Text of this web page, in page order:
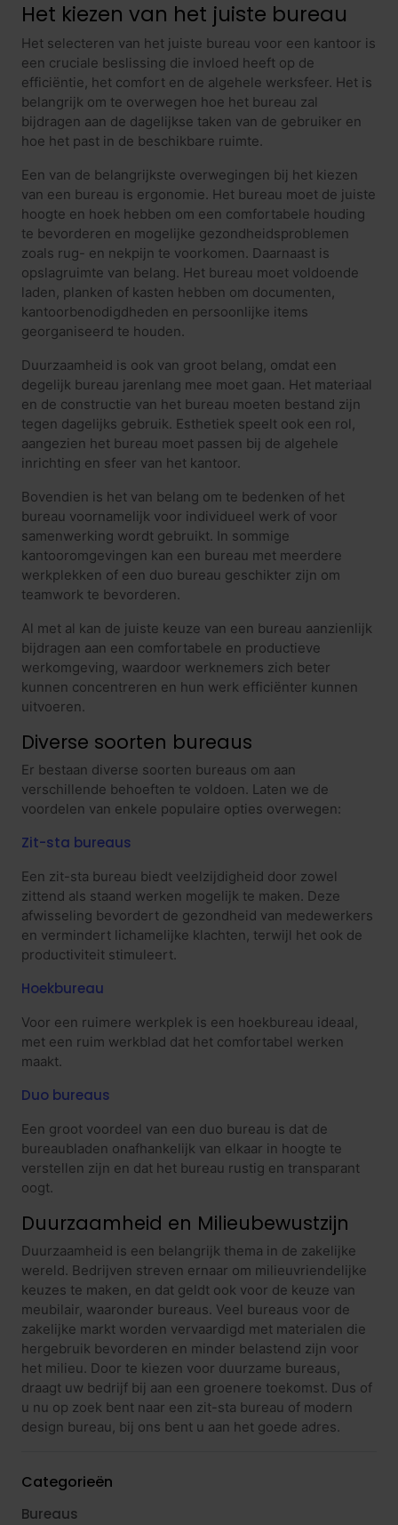
Het kiezen van het juiste bureau
Het selecteren van het juiste bureau voor een kantoor is
een cruciale beslissing die invloed heeft op de
efficiëntie, het comfort en de algehele werksfeer. Het is
belangrijk om te overwegen hoe het bureau zal
bijdragen aan de dagelijkse taken van de gebruiker en
hoe het past in de beschikbare ruimte.
Een van de belangrijkste overwegingen bij het kiezen
van een bureau is ergonomie. Het bureau moet de juiste
hoogte en hoek hebben om een comfortabele houding
te bevorderen en mogelijke gezondheidsproblemen
zoals rug- en nekpijn te voorkomen. Daarnaast is
opslagruimte van belang. Het bureau moet voldoende
laden, planken of kasten hebben om documenten,
kantoorbenodigdheden en persoonlijke items
georganiseerd te houden.
Duurzaamheid is ook van groot belang, omdat een
degelijk bureau jarenlang mee moet gaan. Het materiaal
en de constructie van het bureau moeten bestand zijn
tegen dagelijks gebruik. Esthetiek speelt ook een rol,
aangezien het bureau moet passen bij de algehele
inrichting en sfeer van het kantoor.
Bovendien is het van belang om te bedenken of het
bureau voornamelijk voor individueel werk of voor
samenwerking wordt gebruikt. In sommige
kantooromgevingen kan een bureau met meerdere
werkplekken of een duo bureau geschikter zijn om
teamwork te bevorderen.
Al met al kan de juiste keuze van een bureau aanzienlijk
bijdragen aan een comfortabele en productieve
werkomgeving, waardoor werknemers zich beter
kunnen concentreren en hun werk efficiënter kunnen
uitvoeren.
Diverse soorten bureaus
Er bestaan diverse soorten bureaus om aan
verschillende behoeften te voldoen. Laten we de
voordelen van enkele populaire opties overwegen:
Zit-sta bureaus
Een zit-sta bureau biedt veelzijdigheid door zowel
zittend als staand werken mogelijk te maken. Deze
afwisseling bevordert de gezondheid van medewerkers
en vermindert lichamelijke klachten, terwijl het ook de
productiviteit stimuleert.
Hoekbureau
Voor een ruimere werkplek is een hoekbureau ideaal,
met een ruim werkblad dat het comfortabel werken
maakt.
Duo bureaus
Een groot voordeel van een duo bureau is dat de
bureaubladen onafhankelijk van elkaar in hoogte te
verstellen zijn en dat het bureau rustig en transparant
oogt.
Duurzaamheid en Milieubewustzijn
Duurzaamheid is een belangrijk thema in de zakelijke
wereld. Bedrijven streven ernaar om milieuvriendelijke
keuzes te maken, en dat geldt ook voor de keuze van
meubilair, waaronder bureaus. Veel bureaus voor de
zakelijke markt worden vervaardigd met materialen die
hergebruik bevorderen en minder belastend zijn voor
het milieu. Door te kiezen voor duurzame bureaus,
draagt uw bedrijf bij aan een groenere toekomst. Dus of
u nu op zoek bent naar een zit-sta bureau of modern
design bureau, bij ons bent u aan het goede adres.
Categorieën
Bureaus